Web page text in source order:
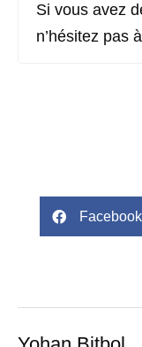
Si vous avez
n’hésitez pas
Facebook